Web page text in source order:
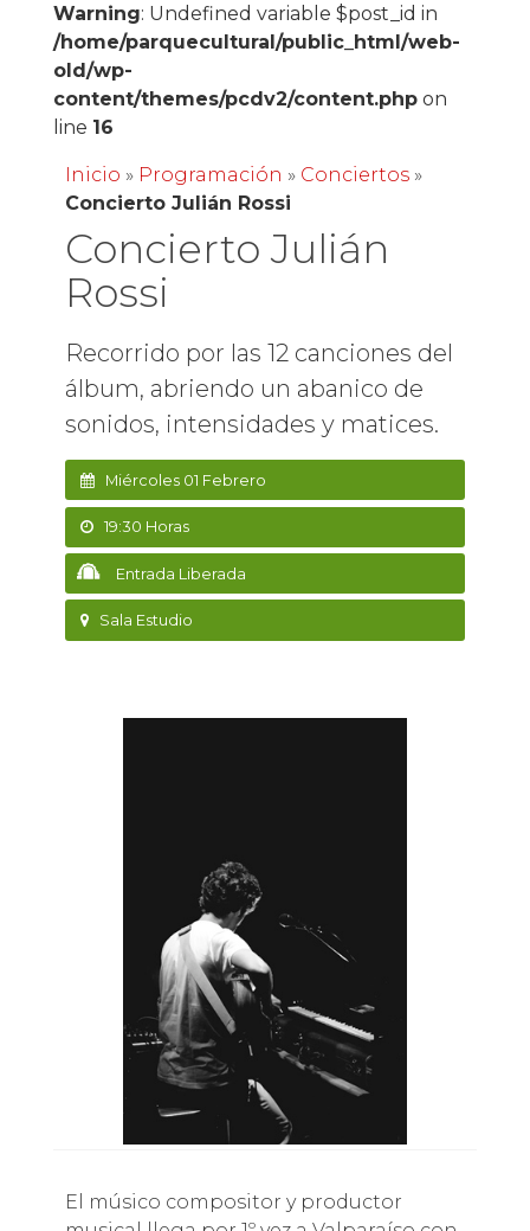
Warning: Undefined variable $post_id in
/home/parquecultural/public_html/web-
old/wp-
content/themes/pcdv2/content.phpon
line 16
Inicio » Programación » Conciertos»
Concierto Julián Rossi
Concierto Julián
Rossi
Recorrido por las 12 canciones del
álbum, abriendo un abanico de
sonidos, intensidades y matices.
Miércoles 01 Febrero
19:30 Horas
Entrada Liberada
Sala Estudio
El músico compositor y productor